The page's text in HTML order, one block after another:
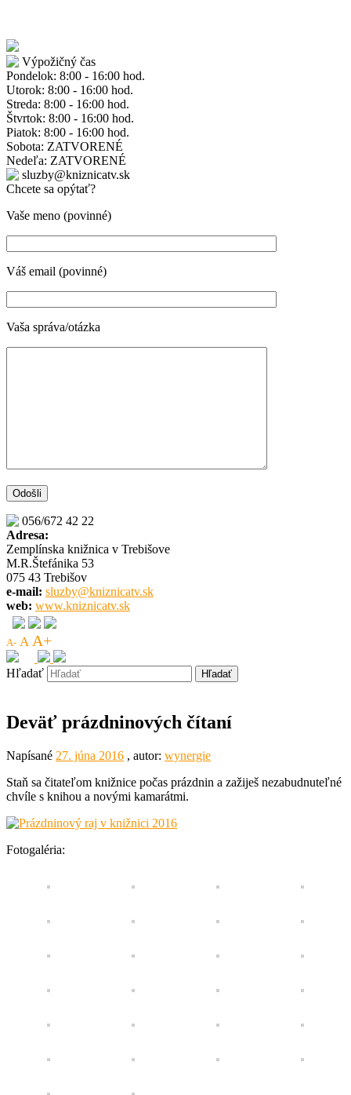
Výpožičný čas
Pondelok: 8:00 - 16:00 hod.
Utorok: 8:00 - 16:00 hod.
Streda: 8:00 - 16:00 hod.
Štvrtok: 8:00 - 16:00 hod.
Piatok: 8:00 - 16:00 hod.
Sobota: ZATVORENÉ
Nedeľa: ZATVORENÉ
sluzby@kniznicatv.sk
Chcete sa opýtať?
Vaše meno (povinné)
Váš email (povinné)
Vaša správa/otázka
056/672 42 22
Adresa:
Zemplínska knižnica v Trebišove
M.R.Štefánika 53
075 43 Trebišov
e-mail: sluzby@kniznicatv.sk
web: www.kniznicatv.sk
A- A A+
Hľadať
Deväť prázdninových čítaní
Napísané 27. júna 2016 , autor: wynergie
Staň sa čitateľom knižnice počas prázdnin a zažiješ nezabudnuteľné
chvíle s knihou a novými kamarátmi.
Fotogaléria: